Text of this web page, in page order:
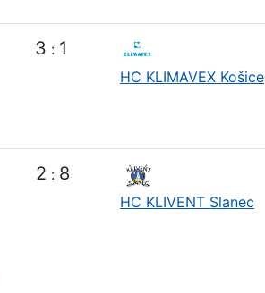
3 : 1
HC KLIMAVEX Košice
2 : 8
HC KLIVENT Slanec